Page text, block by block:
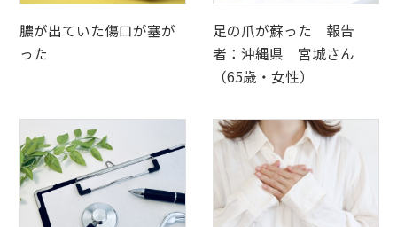
膿が出ていた傷口が塞が
った
足の爪が蘇った 報告
者：沖縄県 宮城さん
（65歳・女性）